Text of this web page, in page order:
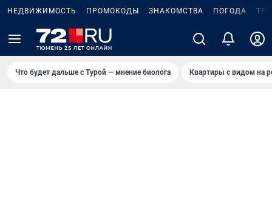
НЕДВИЖИМОСТЬ ПРОМОКОДЫ ЗНАКОМСТВА ПОГОДА
Что будет дальше с Турой — мнение биолога Квартиры с видом на